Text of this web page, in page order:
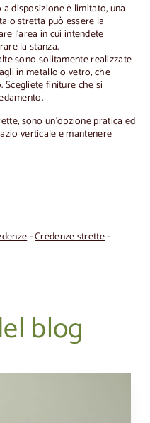
a disposizione è limitato, una
o stretta può essere la
l'area in cui intendete
la stanza.
sono solitamente realizzate
in metallo o vetro, che
finiture che si
sono un'opzione pratica ed
verticale e mantenere
-Credenze strette-
blog